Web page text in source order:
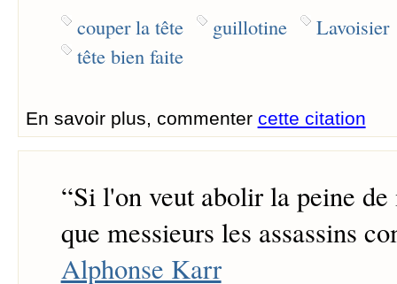
couper la tête guillotine
Lavoisier
tête bien faite
En savoir plus, commenter cette citation
“Si l'on veut abolir la peine
que messieurs les assassins
Alphonse Karr